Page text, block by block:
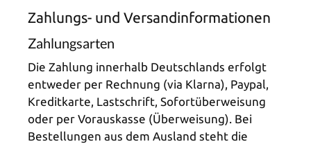
Zahlungs- und Versandinformationen
Zahlungsarten
Die Zahlung innerhalb Deutschlands erfolgt
entweder per Rechnung (via Klarna), Paypal,
Kreditkarte, Lastschrift, Sofortüberweisung
oder per Vorauskasse (Überweisung). Bei
Bestellungen aus dem Ausland steht die